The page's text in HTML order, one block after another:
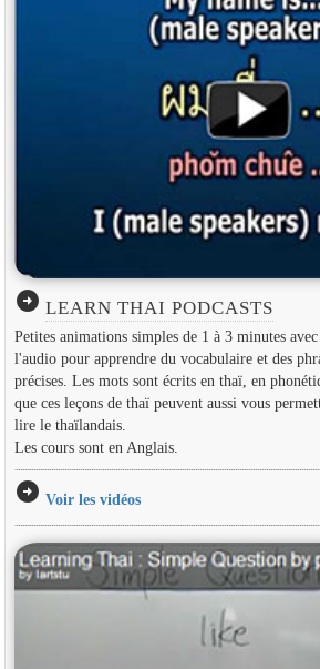
arrow_circle_right LEARN THAI PODCASTS
Petites animations simples de 1 à 3 minutes
l'audio pour apprendre du vocabulaire et des
précises. Les mots sont écrits en thaï, en
que ces leçons de thaï peuvent aussi vous
lire le thaïlandais.
Les cours sont en Anglais.
arrow_circle_right Voir les vidéos